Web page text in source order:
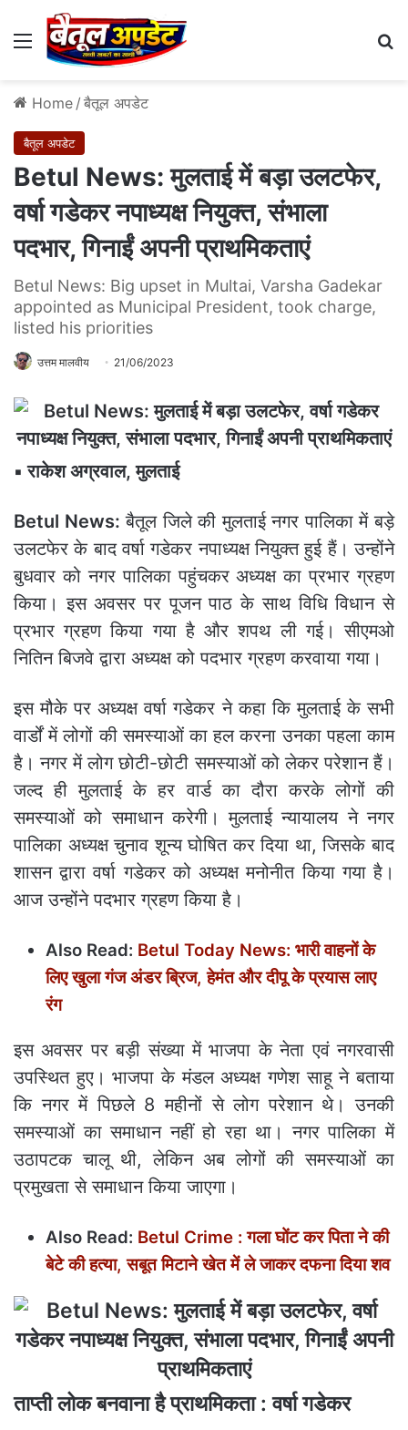
Menu
Home / बैतूल अपडेट
बैतूल अपडेट
Betul News: मुलताई में बड़ा उलटफेर,
वर्षा गडेकर नपाध्यक्ष नियुक्त, संभाला
पदभार, गिनाईं अपनी प्राथमिकताएं
Betul News: Big upset in Multai, Varsha Gadekar
appointed as Municipal President, took charge,
listed his priorities
उत्तम मालवीय 21/06/2023
▪️ राकेश अग्रवाल, मुलताई
Betul News: बैतूल जिले की मुलताई नगर पालिका में बड़े
उलटफेर के बाद वर्षा गडेकर नपाध्यक्ष नियुक्त हुई हैं। उन्होंने
बुधवार को नगर पालिका पहुंचकर अध्यक्ष का प्रभार ग्रहण
किया। इस अवसर पर पूजन पाठ के साथ विधि विधान से
प्रभार ग्रहण किया गया है और शपथ ली गई। सीएमओ
नितिन बिजवे द्वारा अध्यक्ष को पदभार ग्रहण करवाया गया।
इस मौके पर अध्यक्ष वर्षा गडेकर ने कहा कि मुलताई के सभी
वार्डों में लोगों की समस्याओं का हल करना उनका पहला काम
है। नगर में लोग छोटी-छोटी समस्याओं को लेकर परेशान हैं।
जल्द ही मुलताई के हर वार्ड का दौरा करके लोगों की
समस्याओं को समाधान करेगी। मुलताई न्यायालय ने नगर
पालिका अध्यक्ष चुनाव शून्य घोषित कर दिया था, जिसके बाद
शासन द्वारा वर्षा गडेकर को अध्यक्ष मनोनीत किया गया है।
आज उन्होंने पदभार ग्रहण किया है।
Also Read: Betul Today News: भारी वाहनों के
लिए खुला गंज अंडर ब्रिज, हेमंत और दीपू के प्रयास लाए
रंग
इस अवसर पर बड़ी संख्या में भाजपा के नेता एवं नगरवासी
उपस्थित हुए। भाजपा के मंडल अध्यक्ष गणेश साहू ने बताया
कि नगर में पिछले 8 महीनों से लोग परेशान थे। उनकी
समस्याओं का समाधान नहीं हो रहा था। नगर पालिका में
उठापटक चालू थी, लेकिन अब लोगों की समस्याओं का
प्रमुखता से समाधान किया जाएगा।
Also Read: Betul Crime : गला घोंट कर पिता ने की
बेटे की हत्या, सबूत मिटाने खेत में ले जाकर दफना दिया शव
ताप्ती लोक बनवाना है प्राथमिकता : वर्षा गडेकर